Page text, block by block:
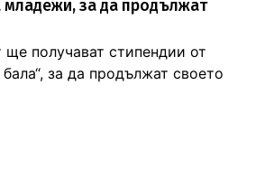
младежи, за да продължат
ще получават стипендии от
за да продължат своето